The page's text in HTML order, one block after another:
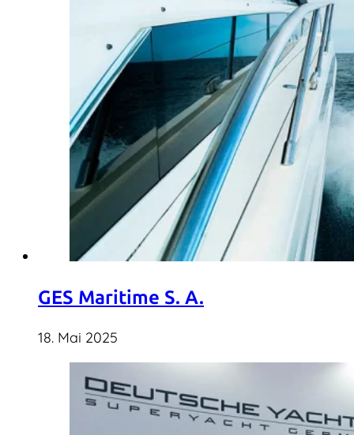
GES Maritime S. A.
18. Mai 2025